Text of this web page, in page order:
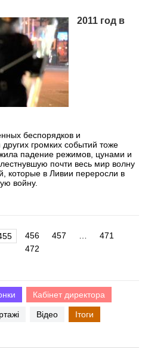
2011 год в
беспорядков и
громких событий тоже
падение режимов, цунами и
почти весь мир волну
которые в Ливии переросли в
войну.
456 457 …
471
472
Кабінет директора
Відео Ітоги